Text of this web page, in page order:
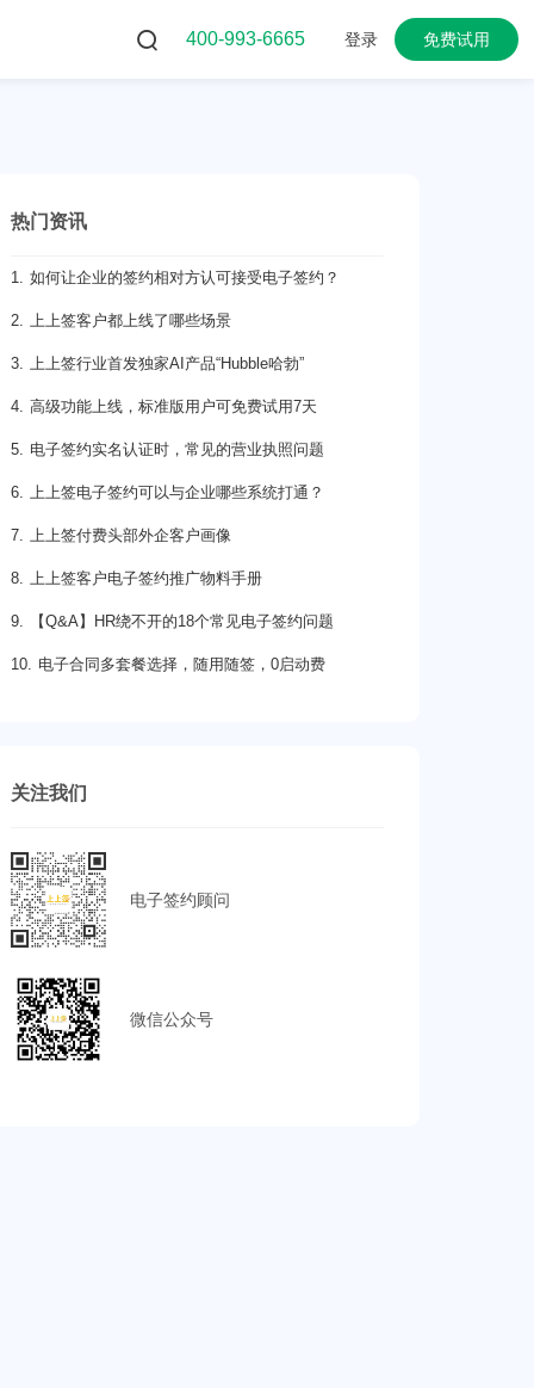
400-993-6665 登录 免费试用
热门资讯
1. 如何让企业的签约相对方认可接受电子签约？
2. 上上签客户都上线了哪些场景
3. 上上签行业首发独家AI产品“Hubble哈勃”
4. 高级功能上线，标准版用户可免费试用7天
5. 电子签约实名认证时，常见的营业执照问题
6. 上上签电子签约可以与企业哪些系统打通？
7. 上上签付费头部外企客户画像
8. 上上签客户电子签约推广物料手册
9. 【Q&A】HR绕不开的18个常见电子签约问题
10. 电子合同多套餐选择，随用随签，0启动费
关注我们
电子签约顾问
微信公众号